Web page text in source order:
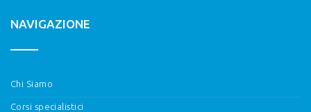
NAVIGAZIONE
Chi Siamo
Corsi specialistici